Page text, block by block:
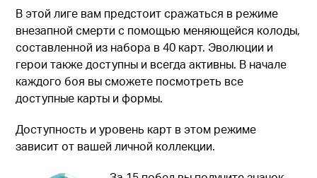
В этой лиге вам предстоит сражаться в режиме
внезапной смерти с помощью меняющейся колоды,
составленной из набора в 40 карт. Эволюции и
герои также доступны и всегда активны. В начале
каждого боя вы сможете посмотреть все
доступные карты и формы.
Доступность и уровень карт в этом режиме
зависит от вашей личной коллекции.